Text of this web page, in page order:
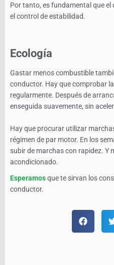
Por tanto, es fundamental que
el control de estabilidad.
Ecología
Gastar menos combustible
conductor. Hay que comprobar
regularmente. Después de
enseguida suavemente, sin
Hay que procurar utilizar
régimen de par motor. En los
subir de marchas con rapidez. Y
acondicionado.
Esperamosque te sirvan los
conductor.